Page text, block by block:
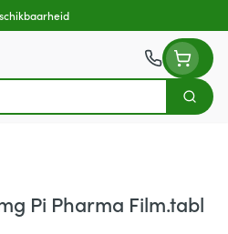
Zoek
Pi Pharma Film.tabl